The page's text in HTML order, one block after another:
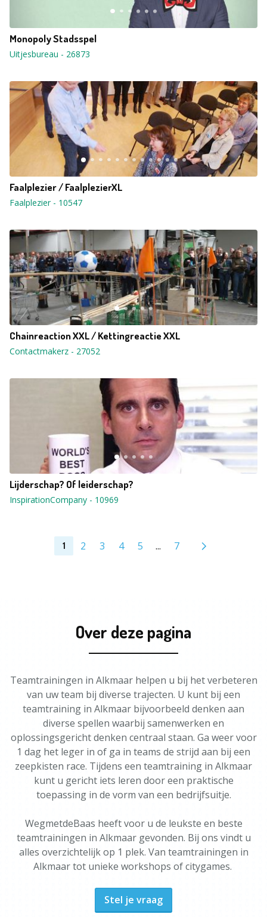
Monopoly Stadsspel
Uitjesbureau - 26873
Faalplezier / FaalplezierXL
Faalplezier- 10547
Chainreaction XXL / Kettingreactie XXL
Contactmakerz - 27052
Lijderschap? Of leiderschap?
InspirationCompany - 10969
1 2 3 4 5 ... 7
Over deze pagina
Teamtrainingen in Alkmaar helpen u bij het verbeteren
van uw team bij diverse trajecten. U kunt bij een
teamtraining in Alkmaar bijvoorbeeld denken aan
diverse spellen waarbij samenwerken en
oplossingsgericht denken centraal staan. Ga weer voor
1 dag het leger in of ga in teams de strijd aan bij een
zeepkisten race. Tijdens een teamtraining in Alkmaar
kunt u gericht iets leren door een praktische
toepassing in de vorm van een bedrijfsuitje.
WegmetdeBaas heeft voor u de leukste en beste
teamtrainingen in Alkmaar gevonden. Bij ons vindt u
alles overzichtelijk op 1 plek. Van teamtrainingen in
Alkmaar tot unieke workshops of citygames.
Stel je vraag